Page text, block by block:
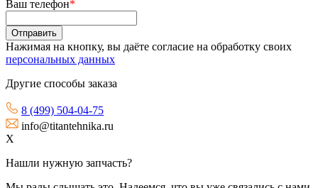
Ваш телефон*
Нажимая на кнопку, вы даёте согласие на обработку своих
персональных данных
Другие способы заказа
8 (499) 504-04-75
info@titantehnika.ru
X
Нашли нужную запчасть?